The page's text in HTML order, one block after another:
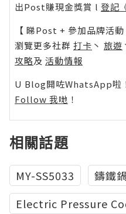
出Post賺現金獎賞 l 登記
【 睇Post + 參加品牌活動
瀏覽更多社群 打卡 丶 旅遊
攻略及 活動情報
U Blog開咗WhatsApp啦
Follow 我哋 ！
相關話題
MY-SS5033 鑄鐵鍋
Electric Pressure